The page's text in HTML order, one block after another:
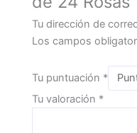
Tu dirección de
Los campos
Tu puntuación *
Tu valoración *